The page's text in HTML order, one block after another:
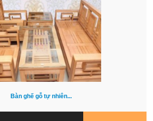
Bàn ghế gỗ tự nhiên...